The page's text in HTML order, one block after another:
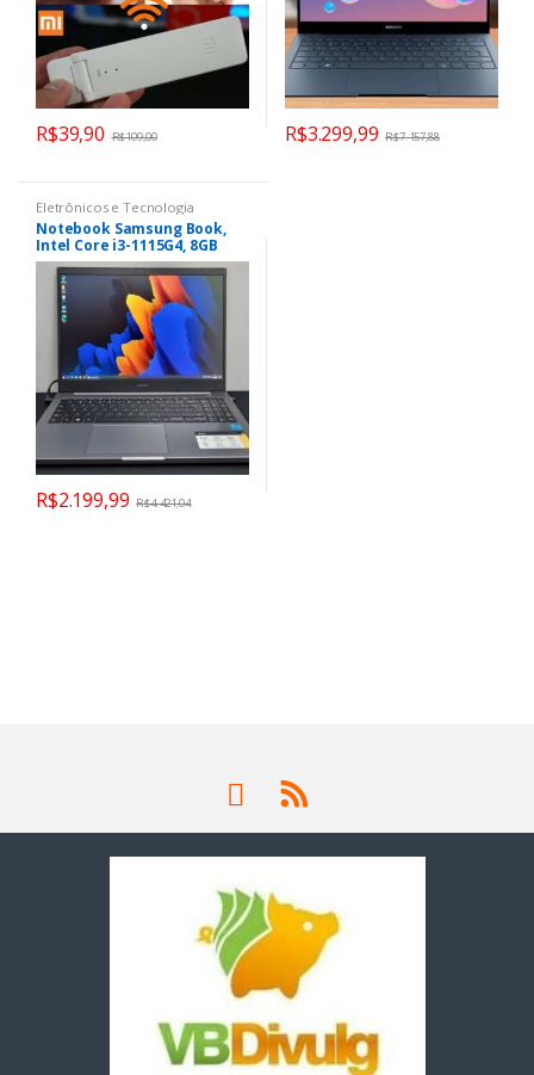
R$39,90 R$109,00 R$3.299,99 R$7.157,88
Eletrônicos e Tecnologia
Notebook Samsung Book,
Intel Core i3-1115G4, 8GB
RAM, SSD 256GB, 15.6 Full HD,
Windows 11, Cinza Chumbo –
NP550XDA-KV4BR
R$2.199,99 R$4.421,04